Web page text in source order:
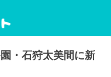
・石狩太美間に新